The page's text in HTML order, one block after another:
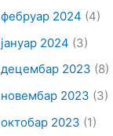
фебруар 2024 (4)
јануар 2024 (3)
децембар 2023 (8)
новембар 2023 (3)
октобар 2023 (1)